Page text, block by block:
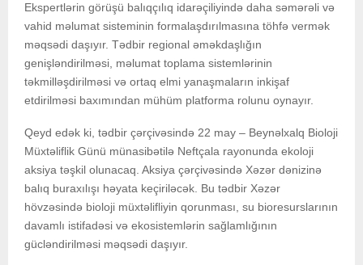
Ekspertlərin görüşü balıqçılıq idarəçiliyində daha səmərəli və
vahid məlumat sisteminin formalaşdırılmasına töhfə vermək
məqsədi daşıyır. Tədbir regional əməkdaşlığın
genişləndirilməsi, məlumat toplama sistemlərinin
təkmilləşdirilməsi və ortaq elmi yanaşmaların inkişaf
etdirilməsi baxımından mühüm platforma rolunu oynayır.
Qeyd edək ki, tədbir çərçivəsində 22 may – Beynəlxalq Bioloji
Müxtəliflik Günü münasibətilə Neftçala rayonunda ekoloji
aksiya təşkil olunacaq. Aksiya çərçivəsində Xəzər dənizinə
balıq buraxılışı həyata keçiriləcək. Bu tədbir Xəzər
hövzəsində bioloji müxtəlifliyin qorunması, su bioresurslarının
davamlı istifadəsi və ekosistemlərin sağlamlığının
gücləndirilməsi məqsədi daşıyır.